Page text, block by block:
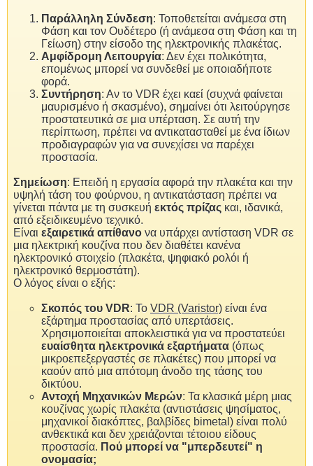
Παράλληλη Σύνδεση: Τοποθετείται ανάμεσα στη
Φάση και τον Ουδέτερο (ή ανάμεσα στη Φάση και τη
Γείωση) στην είσοδο της ηλεκτρονικής πλακέτας.
Αμφίδρομη Λειτουργία: Δεν έχει πολικότητα,
επομένως μπορεί να συνδεθεί με οποιαδήποτε
φορά.
Συντήρηση: Αν το VDR έχει καεί (συχνά φαίνεται
μαυρισμένο ή σκασμένο), σημαίνει ότι λειτούργησε
προστατευτικά σε μια υπέρταση. Σε αυτή την
περίπτωση, πρέπει να αντικατασταθεί με ένα ίδιων
προδιαγραφών για να συνεχίσει να παρέχει
προστασία.
Σημείωση: Επειδή η εργασία αφορά την πλακέτα και την
υψηλή τάση του φούρνου, η αντικατάσταση πρέπει να
γίνεται πάντα με τη συσκευή εκτός πρίζας και, ιδανικά,
από εξειδικευμένο τεχνικό.
Είναι εξαιρετικά απίθανο να υπάρχει αντίσταση VDR σε
μια ηλεκτρική κουζίνα που δεν διαθέτει κανένα
ηλεκτρονικό στοιχείο (πλακέτα, ψηφιακό ρολόι ή
ηλεκτρονικό θερμοστάτη).
Ο λόγος είναι ο εξής:
Σκοπός του VDR: Το VDR (Varistor) είναι ένα
εξάρτημα προστασίας από υπερτάσεις.
Χρησιμοποιείται αποκλειστικά για να προστατεύει
ευαίσθητα ηλεκτρονικά εξαρτήματα (όπως
μικροεπεξεργαστές σε πλακέτες) που μπορεί να
καούν από μια απότομη άνοδο της τάσης του
δικτύου.
Αντοχή Μηχανικών Μερών: Τα κλασικά μέρη μιας
κουζίνας χωρίς πλακέτα (αντιστάσεις ψησίματος,
μηχανικοί διακόπτες, βαλβίδες bimetal) είναι πολύ
ανθεκτικά και δεν χρειάζονται τέτοιου είδους
προστασία. Πού μπορεί να "μπερδευτεί" η
ονομασία;